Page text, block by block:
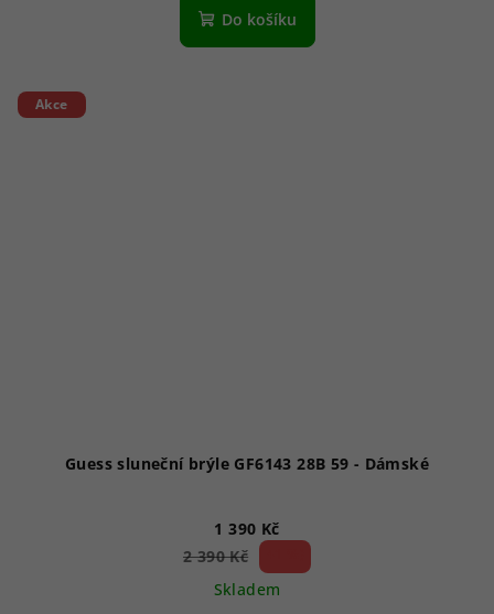
Do košíku
Akce
Guess sluneční brýle GF6143 28B 59 - Dámské
1 390 Kč
2 390 Kč
Skladem